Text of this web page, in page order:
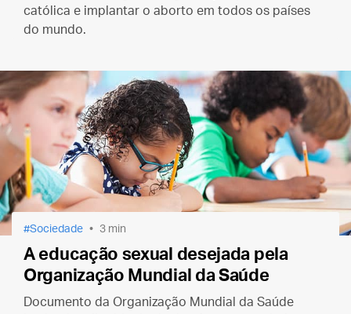
católica e implantar o aborto em todos os países
do mundo.
Sociedade 3 min
A educação sexual desejada pela
Organização Mundial da Saúde
Documento da Organização Mundial da Saúde